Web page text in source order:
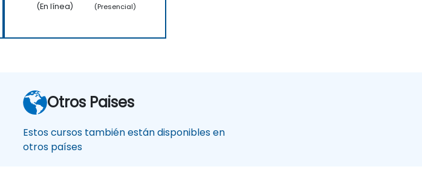
(En línea)
(Presencial)
Otros Paises
Estos cursos también están disponibles en
otros países